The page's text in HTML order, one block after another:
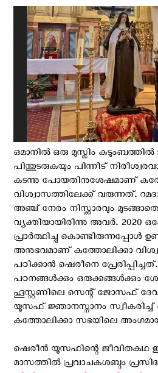
ഒമാനിൽ ഒരു മുസ്ലിം കുടുംബത്തിൽ
പിന്തുടരുകയും പിന്നീട്
കടന്നു പോയതിനുശേഷമാണ്
വിശ്വാസത്തിലേക്ക് വരുന്നത്.
അഞ്ച് നേരം നിസ്ക്കാരവും മുടങ്ങാതെ
വ്യക്തിയായിരിന്നു അവര്‍. 2020
പ്രാർത്ഥിച്ചു കൊണ്ടിരുന്നപ്പോൾ
അനുഭവമാണ് കത്തോലിക്കാ
പഠിക്കാൻ ഷെരീനെ
പഠനങ്ങൾക്കും ഒരുക്കങ്ങള്‍ക്കും
ഹൂസ്റ്റണിലെ സെന്റ് ജോസഫ്
യൂസഫ് ജ്ഞാനസ്നാനം സ്വീകരിച്ച്
കത്തോലിക്കാ സഭയിലെ
ഷെരീൻ യൂസഫിന്റെ ജീവിതകഥ
മാസത്തില്‍ പ്രവാചകശബ്ദം